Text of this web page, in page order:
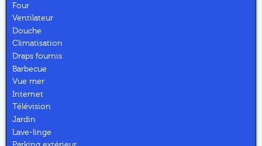
Four
Ventilateur
Douche
Climatisation
Draps fournis
Barbecue
Vue mer
Internet
Télévision
Jardin
Lave-linge